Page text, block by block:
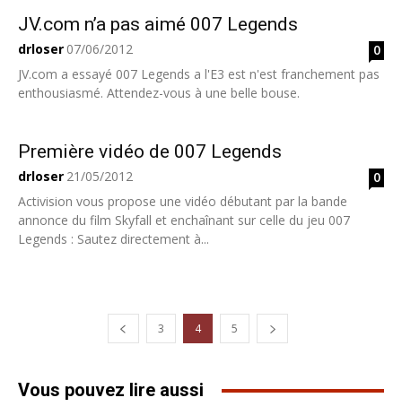
JV.com n’a pas aimé 007 Legends
drloser 07/06/2012
0
JV.com a essayé 007 Legends a l'E3 est n'est franchement pas
enthousiasmé. Attendez-vous à une belle bouse.
Première vidéo de 007 Legends
drloser 21/05/2012
0
Activision vous propose une vidéo débutant par la bande
annonce du film Skyfall et enchaînant sur celle du jeu 007
Legends : Sautez directement à...
3 4 5
Vous pouvez lire aussi